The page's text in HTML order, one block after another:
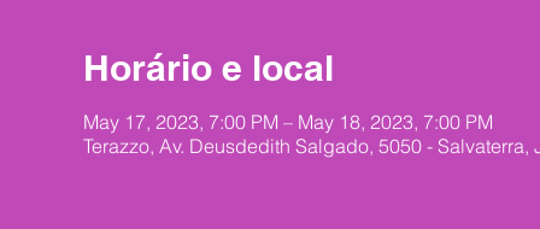
Horário e local
May 17, 2023, 7:00 PM – May 18, 2023, 7:00 PM
Terazzo, Av. Deusdedith Salgado, 5050 - Salvaterra,